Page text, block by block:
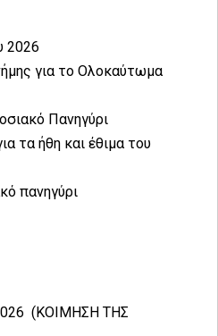
2026
για το Ολοκαύτωμα
Πανηγύρι
τα ήθη και έθιμα του
πανηγύρι
(ΚΟΙΜΗΣΗ ΤΗΣ